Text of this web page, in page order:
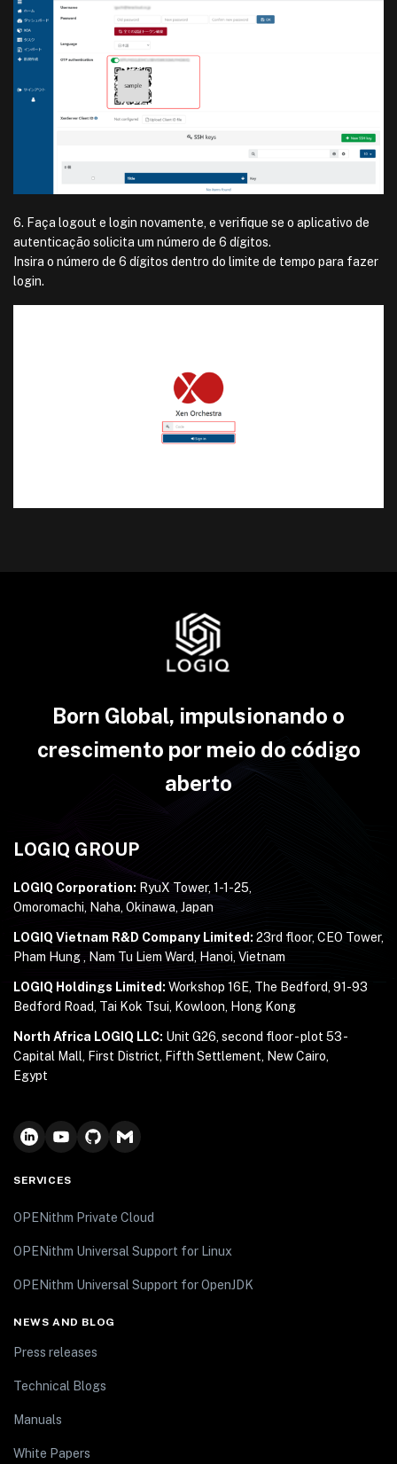
6. Faça logout e login novamente, e verifique se o aplicativo de
autenticação solicita um número de 6 dígitos.
Insira o número de 6 dígitos dentro do limite de tempo para fazer
login.
Born Global, impulsionando o
crescimento por meio do código
aberto
LOGIQ GROUP
LOGIQ Corporation: RyuX Tower, 1-1-25,
Omoromachi, Naha, Okinawa, Japan
LOGIQ Vietnam R&D Company Limited: 23rd floor, CEO Tower,
Pham Hung , Nam Tu Liem Ward, Hanoi, Vietnam
LOGIQ Holdings Limited: Workshop 16E, The Bedford, 91-93
Bedford Road, Tai Kok Tsui, Kowloon, Hong Kong
North Africa LOGIQ LLC: Unit G26, second floor - plot 53 -
Capital Mall, First District, Fifth Settlement, New Cairo,
Egypt
SERVICES
OPENithm Private Cloud
OPENithm Universal Support for Linux
OPENithm Universal Support for OpenJDK
NEWS AND BLOG
Press releases
Technical Blogs
Manuals
White Papers